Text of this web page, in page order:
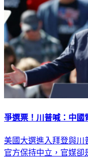
爭選票！川普喊：中
美國大選進入拜登與川
官方保持中立，官媒卻